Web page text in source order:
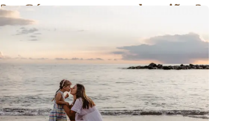
2. ¿Cómo preparar a los niños?
Motivación adecuada.
Observo que una idea común para motivar a los niños a portarse
bien en una sesión son lasamenazas de castigosi no lo hacen.
No quiero juzgar los métodos de crianza, pero veo que
simplemente no funciona.El niño entonces podría pararse
quieto por miedo y no correr, pero ¿realmente eso es todo lo que